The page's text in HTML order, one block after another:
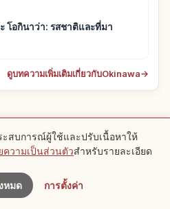
โอกินาว่า: รสชาติและที่มา
ดูบทความเพิ่มเติมเกี่ยวกับOkinawa→
างแนะนำ
ใกล้เคียง
ะสบการณ์ผู้ใช้และปรับเนื้อหาให้
ความเป็นส่วนตัวสำหรับรายละเอียด
หมด การตั้งค่า